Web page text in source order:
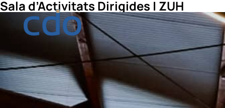
Sala d’Activitats Dirigides | ZUH